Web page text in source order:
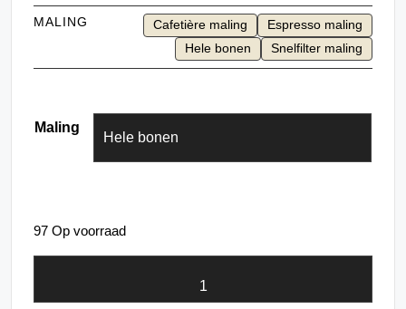
MALING Cafetière maling
Espresso maling
Hele bonen
Snelfilter maling
Maling
97 Op voorraad